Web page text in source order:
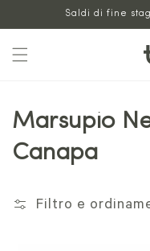
contenuto
Saldi di fine
Marsupio
Canapa
Filtro e